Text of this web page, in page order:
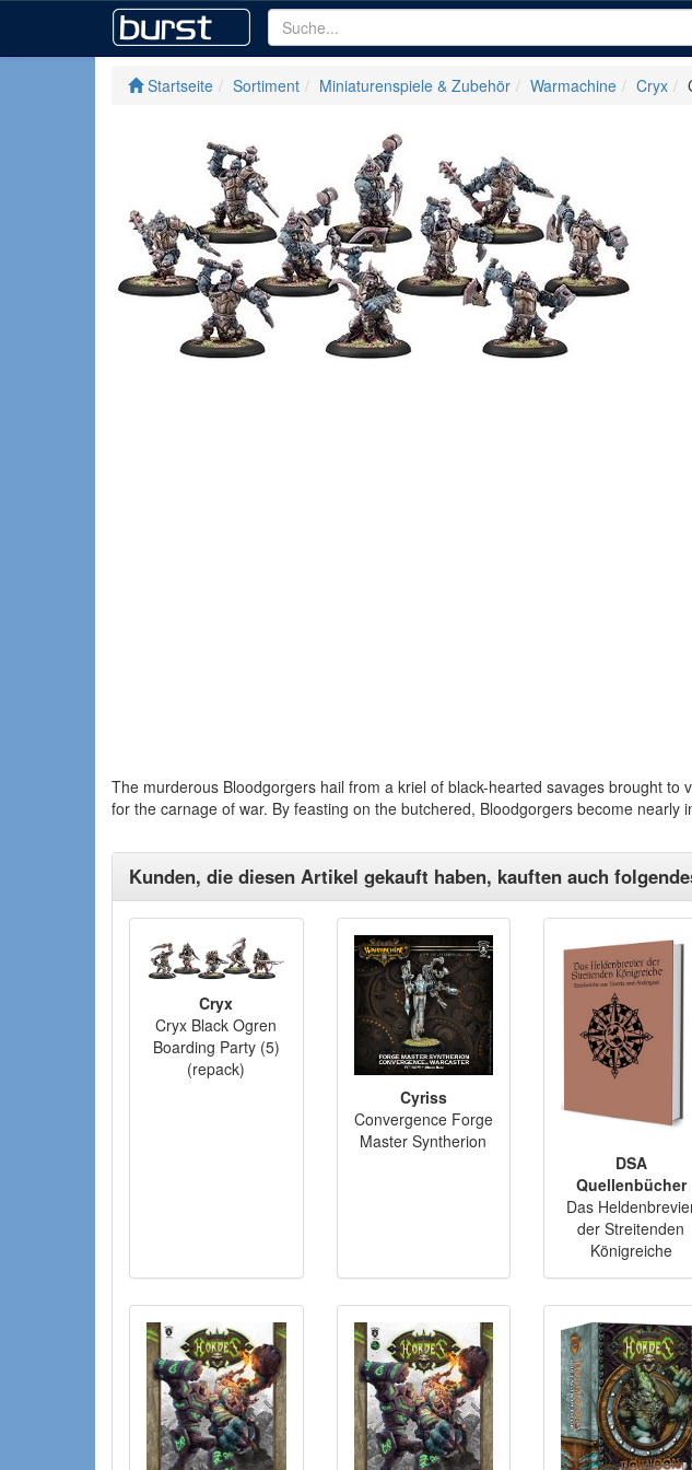
Startseite Sortiment Miniaturenspiele & Zubehör Warmachine Cryx
The murderous Bloodgorgers hail from a kriel of black-hearted savages brought
for the carnage of war. By feasting on the butchered, Bloodgorgers become
Kunden, die diesen Artikel gekauft haben, kauften auch
Cryx
Cryx Black Ogren
Boarding Party (5)
(repack)
Cyriss
Convergence Forge
Master Syntherion
DSA
Quellenbücher
Das
der Streitenden
Königreiche